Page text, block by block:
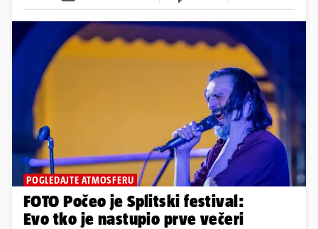
POGLEDAJTE ATMOSFERU
FOTO Počeo je Splitski festival:
Evo tko je nastupio prve večeri